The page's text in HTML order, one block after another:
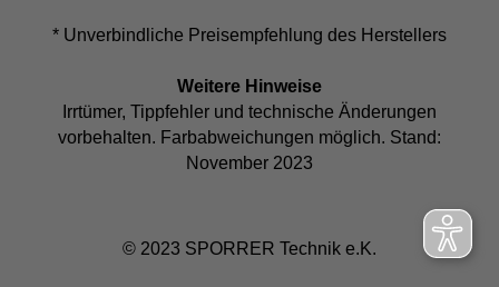
* Unverbindliche Preisempfehlung des Herstellers
Weitere Hinweise
Irrtümer, Tippfehler und technische Änderungen
vorbehalten. Farbabweichungen möglich. Stand:
November 2023
© 2023 SPORRER Technik e.K.